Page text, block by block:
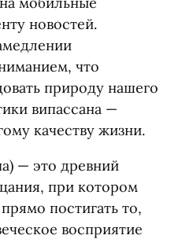
новостей.
что
природу нашего
випассана —
качеству жизни.
— это древний
при котором
постигать то,
восприятие